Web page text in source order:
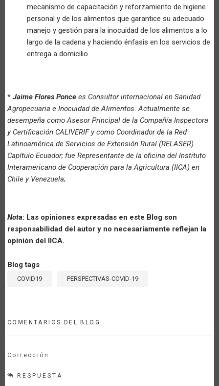
mecanismo de capacitación y reforzamiento de higiene
personal y de los alimentos que garantice su adecuado
manejo y gestión para la inocuidad de los alimentos a lo
largo de la cadena y haciendo énfasis en los servicios de
entrega a domicilio.
* Jaime Flores Ponce es Consultor internacional en Sanidad
Agropecuaria e Inocuidad de Alimentos. Actualmente se
desempeña como Asesor Principal de la Compañía Inspectora
y Certificación CALIVERIF y como Coordinador de la Red
Latinoamérica de Servicios de Extensión Rural (RELASER)
Capítulo Ecuador; fue Representante de la oficina del Instituto
Interamericano de Cooperación para la Agricultura (IICA) en
Chile y Venezuela;
Nota: Las opiniones expresadas en este Blog son
responsabilidad del autor y no necesariamente reflejan la
opinión del IICA.
Blog tags
COVID19 PERSPECTIVAS-COVID-19
COMENTARIOS DEL BLOG
Corrección
RESPUESTA